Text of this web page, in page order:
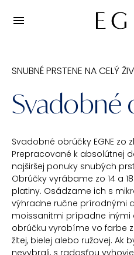
SNUBNÉ PRSTENE NA CELÝ
Svadobné
Svadobné obrúčky EGNE zo
Prepracované k absolútnej
najširšej ponuky snubých
Obrúčky vyrábame zo 14 a
platiny. Osádzame ich s
výhradne ručne prírodnými
moissanitmi prípadne inými
obrúčku vyrobíme vo farbe
žltej, bielej alebo ružovej. Ak
nevybrali, s radosťou